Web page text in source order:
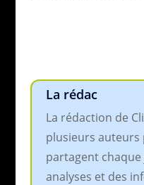
La rédac
La rédaction de
plusieurs auteurs
partagent
analyses et des